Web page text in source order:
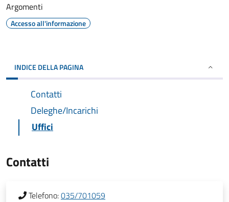
Argomenti
Accesso all'informazione
INDICE DELLA PAGINA
Contatti
Deleghe/Incarichi
Uffici
Contatti
Telefono:035/701059